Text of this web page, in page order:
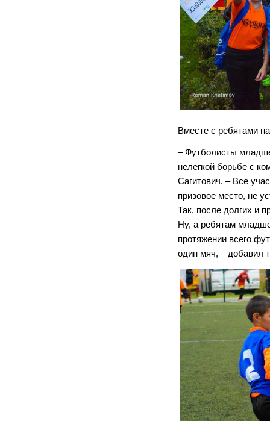
Вместе с ребятами
– Футболисты
нелегкой борьбе с
Сагитович. – Все
призовое место, не
Так, после долгих и
Ну, а ребятам
протяжении всего
один мяч, – добавил